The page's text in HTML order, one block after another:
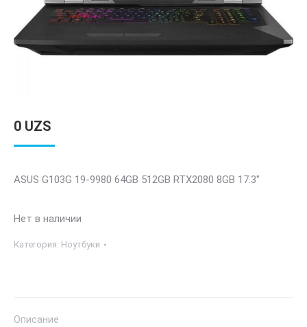
0 UZS
ASUS G103G 19-9980 64GB 512GB RTX2080 8GB 17.3″
Нет в наличии
Категория: Ноутбуки
Описание